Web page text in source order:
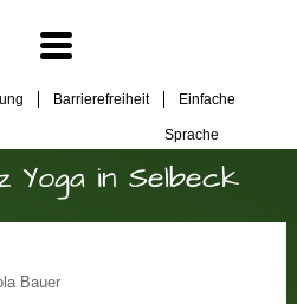
Barrierefreiheit Einfache
Sprache
Yoga in Selbeck
Bauer